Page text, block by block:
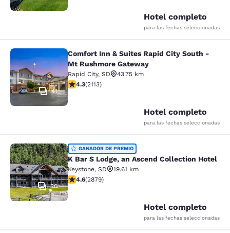
Hotel completo
para las fechas seleccionadas
Comfort Inn & Suites Rapid City
41
Comfort Inn & Suites Rapid City South -
Mt Rushmore Gateway
Rapid City, SD
43.75 km
calificación de 4.34 estrellas. Excelente. 2113 reseñas
4.3(2113)
Hotel completo
para las fechas seleccionadas
K Bar S Lodge, an Ascend
30
GANADOR DE PREMIO
K Bar S Lodge, an Ascend Collection Hotel
Keystone, SD
19.61 km
calificación de 4.64 estrellas. Excepcional. 2879
4.6(2879)
Hotel completo
para las fechas seleccionadas